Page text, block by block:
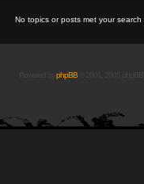
No topics or posts met your search
phpBB© 2001, 2005 phpBB